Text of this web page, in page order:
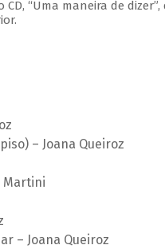
“Uma maneira de
– Joana Queiroz
Martini
– Joana Queiroz